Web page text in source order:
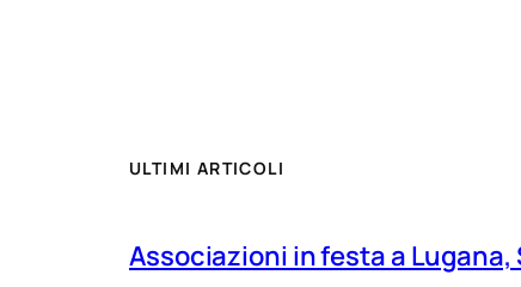
ULTIMI ARTICOLI
Associazioni in festa a